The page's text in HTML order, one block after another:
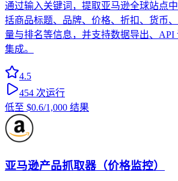
通过输入关键词，提取亚马逊全球站点
括商品标题、品牌、价格、折扣、货币
量与排名等信息，并支持数据导出、
集成。
4.5
454 次运行
低至 $0.6/1,000 结果
亚马逊产品抓取器（价格监控）